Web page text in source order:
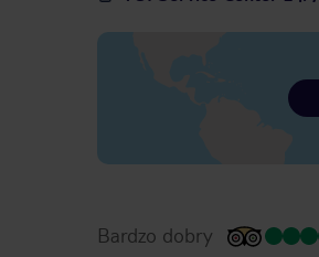
Bardzo dobry